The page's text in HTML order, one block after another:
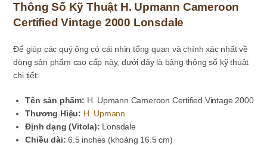
Thông Số Kỹ Thuật H. Upmann Cameroon
Certified Vintage 2000 Lonsdale
Để giúp các quý ông có cái nhìn tổng quan và chính xác nhất về
dòng sản phẩm cao cấp này, dưới đây là bảng thông số kỹ thuật
chi tiết:
Tên sản phẩm: H. Upmann Cameroon Certified Vintage 2000
Thương Hiệu: H. Upmann
Định dạng (Vitola): Lonsdale
Chiều dài: 6.5 inches (khoảng 16.5 cm)